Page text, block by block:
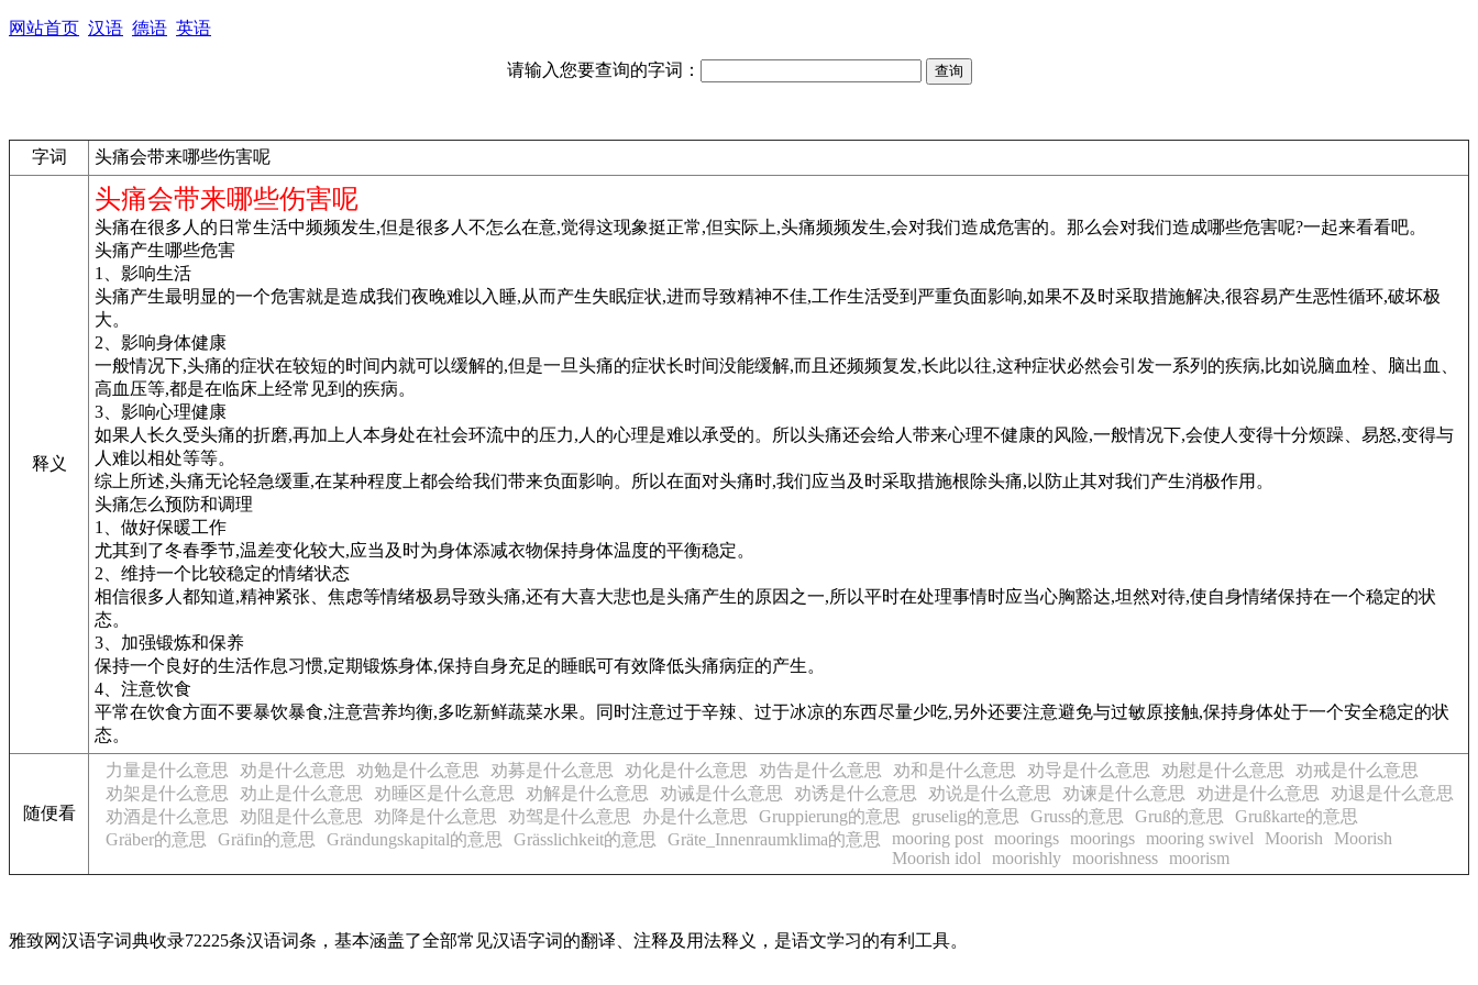
网站首页 汉语 德语 英语
请输入您要查询的字词：
字词 头痛会带来哪些伤害呢
释义
头痛会带来哪些伤害呢
头痛在很多人的日常生活中频频发生,但是很多人不怎么在意,觉得这现象挺正常,但实际上,头痛频频发生,会对我们造成危害的。那么会对我们造成哪些危害呢?一起来看看吧。
头痛产生哪些危害
1、影响生活
头痛产生最明显的一个危害就是造成我们夜晚难以入睡,从而产生失眠症状,进而导致精神不佳,工作生活受到严重负面影响,如果不及时采取措施解决,很容易产生恶性循环,破坏极
大。
2、影响身体健康
一般情况下,头痛的症状在较短的时间内就可以缓解的,但是一旦头痛的症状长时间没能缓解,而且还频频复发,长此以往,这种症状必然会引发一系列的疾病,比如说脑血栓、脑出血、
高血压等,都是在临床上经常见到的疾病。
3、影响心理健康
如果人长久受头痛的折磨,再加上人本身处在社会环流中的压力,人的心理是难以承受的。所以头痛还会给人带来心理不健康的风险,一般情况下,会使人变得十分烦躁、易怒,变得与
人难以相处等等。
综上所述,头痛无论轻急缓重,在某种程度上都会给我们带来负面影响。所以在面对头痛时,我们应当及时采取措施根除头痛,以防止其对我们产生消极作用。
头痛怎么预防和调理
1、做好保暖工作
尤其到了冬春季节,温差变化较大,应当及时为身体添减衣物保持身体温度的平衡稳定。
2、维持一个比较稳定的情绪状态
相信很多人都知道,精神紧张、焦虑等情绪极易导致头痛,还有大喜大悲也是头痛产生的原因之一,所以平时在处理事情时应当心胸豁达,坦然对待,使自身情绪保持在一个稳定的状
态。
3、加强锻炼和保养
保持一个良好的生活作息习惯,定期锻炼身体,保持自身充足的睡眠可有效降低头痛病症的产生。
4、注意饮食
平常在饮食方面不要暴饮暴食,注意营养均衡,多吃新鲜蔬菜水果。同时注意过于辛辣、过于冰凉的东西尽量少吃,另外还要注意避免与过敏原接触,保持身体处于一个安全稳定的状
态。
随便看
力量是什么意思 劝是什么意思 劝勉是什么意思 劝募是什么意思 劝化是什么意思 劝告是什么意思 劝和是什么意思 劝导是什么意思 劝慰是什么意思
劝戒是什么意思
劝架是什么意思
劝止是什么意思 劝睡区是什么意思 劝解是什么意思 劝诫是什么意思 劝诱是什么意思 劝说是什么意思 劝谏是什么意思 劝进是什么意思
劝退是什么意思
劝酒是什么意思
劝阻是什么意思 劝降是什么意思 劝驾是什么意思 办是什么意思 Gruppierung的意思 gruselig的意思 Gruss的意思 Gruß的意思
Grußkarte的意思
Gräber的意思
Gräfin的意思 Grändungskapital的意思 Grässlichkeit的意思 Gräte_Innenraumklima的意思 mooring post moorings moorings mooring swivel Moorish
Moorish
Moorish idol
moorishly moorishness moorism
雅致网汉语字词典收录72225条汉语词条，基本涵盖了全部常见汉语字词的翻译、注释及用法释义，是语文学习的有利工具。